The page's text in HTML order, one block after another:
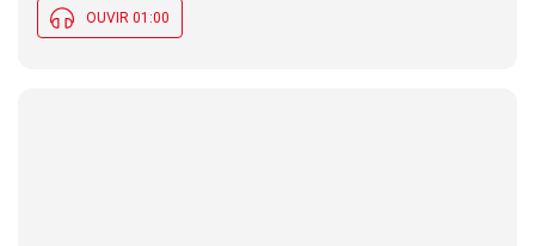
OUVIR 01:00